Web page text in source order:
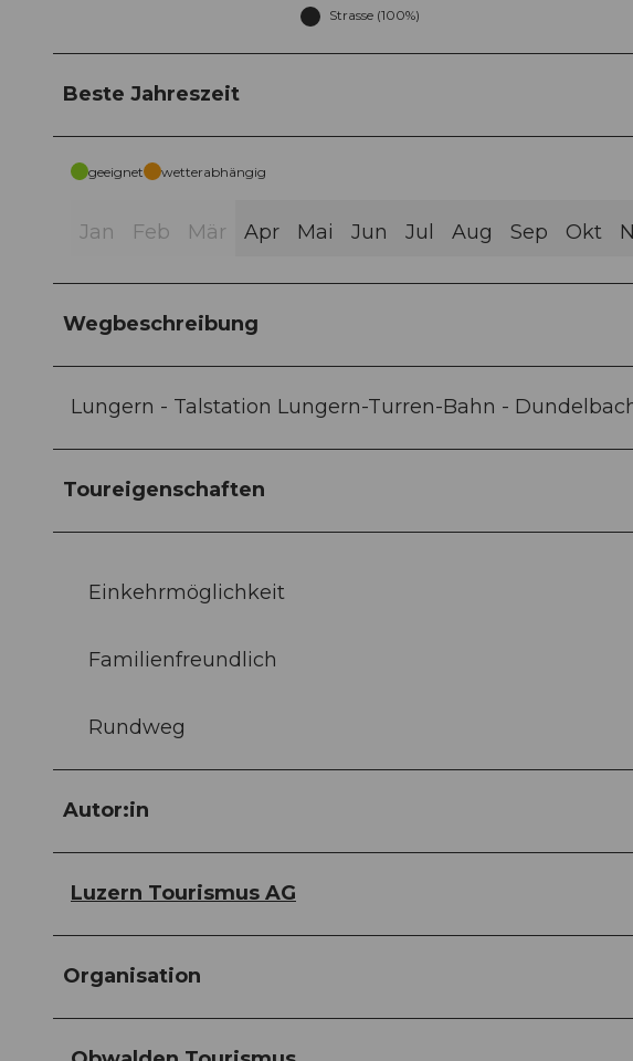
Strasse (100%)
Beste Jahreszeit
geeignet wetterabhängig
Jan Feb Mär Apr Mai Jun Jul Aug Sep Okt
Wegbeschreibung
Lungern - Talstation Lungern-Turren-Bahn -
Toureigenschaften
Einkehrmöglichkeit
Familienfreundlich
Rundweg
Autor:in
Luzern Tourismus AG
Organisation